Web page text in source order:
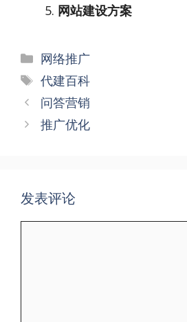
网站建设方案
分
类
网络推广
标
签
代建百科
文
章
问答营销
推广优化
发表评论